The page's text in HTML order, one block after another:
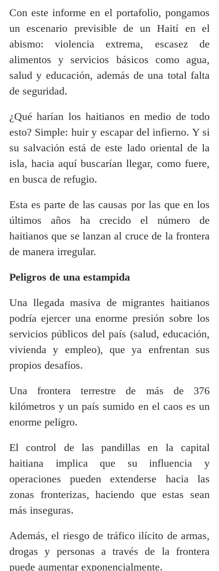
Con este informe en el portafolio, pongamos
un escenario previsible de un Haití en el
abismo: violencia extrema, escasez de
alimentos y servicios básicos como agua,
salud y educación, además de una total falta
de seguridad.
¿Qué harían los haitianos en medio de todo
esto? Simple: huir y escapar del infierno. Y si
su salvación está de este lado oriental de la
isla, hacia aquí buscarían llegar, como fuere,
en busca de refugio.
Esta es parte de las causas por las que en los
últimos años ha crecido el número de
haitianos que se lanzan al cruce de la frontera
de manera irregular.
Peligros de una estampida
Una llegada masiva de migrantes haitianos
podría ejercer una enorme presión sobre los
servicios públicos del país (salud, educación,
vivienda y empleo), que ya enfrentan sus
propios desafíos.
Una frontera terrestre de más de 376
kilómetros y un país sumido en el caos es un
enorme peligro.
El control de las pandillas en la capital
haitiana implica que su influencia y
operaciones pueden extenderse hacia las
zonas fronterizas, haciendo que estas sean
más inseguras.
Además, el riesgo de tráfico ilícito de armas,
drogas y personas a través de la frontera
puede aumentar exponencialmente.